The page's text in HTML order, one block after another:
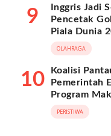
9
Inggris Jadi
Pencetak
Piala Dunia
OLAHRAGA
10
Koalisi
Pemerintah
Program
PERISTIWA